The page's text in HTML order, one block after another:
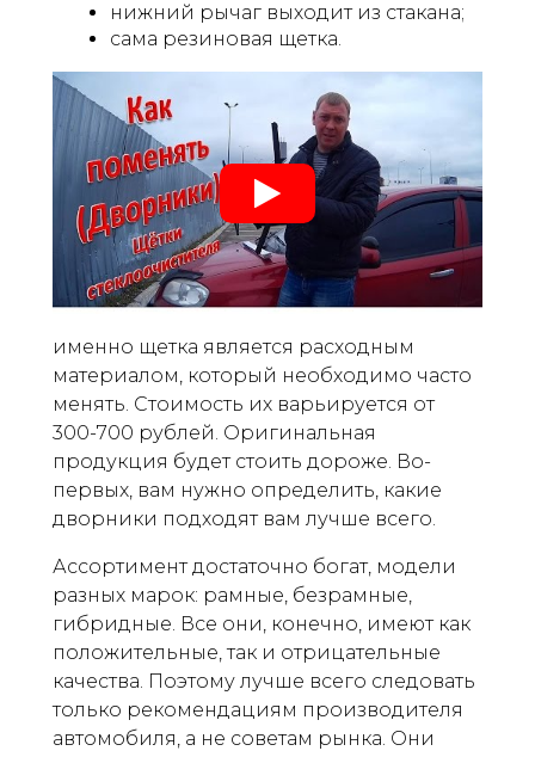
нижний рычаг выходит из стакана;
сама резиновая щетка.
именно щетка является расходным
материалом, который необходимо часто
менять. Стоимость их варьируется от
300-700 рублей. Оригинальная
продукция будет стоить дороже. Во-
первых, вам нужно определить, какие
дворники подходят вам лучше всего.
Ассортимент достаточно богат, модели
разных марок: рамные, безрамные,
гибридные. Все они, конечно, имеют как
положительные, так и отрицательные
качества. Поэтому лучше всего следовать
только рекомендациям производителя
автомобиля, а не советам рынка. Они